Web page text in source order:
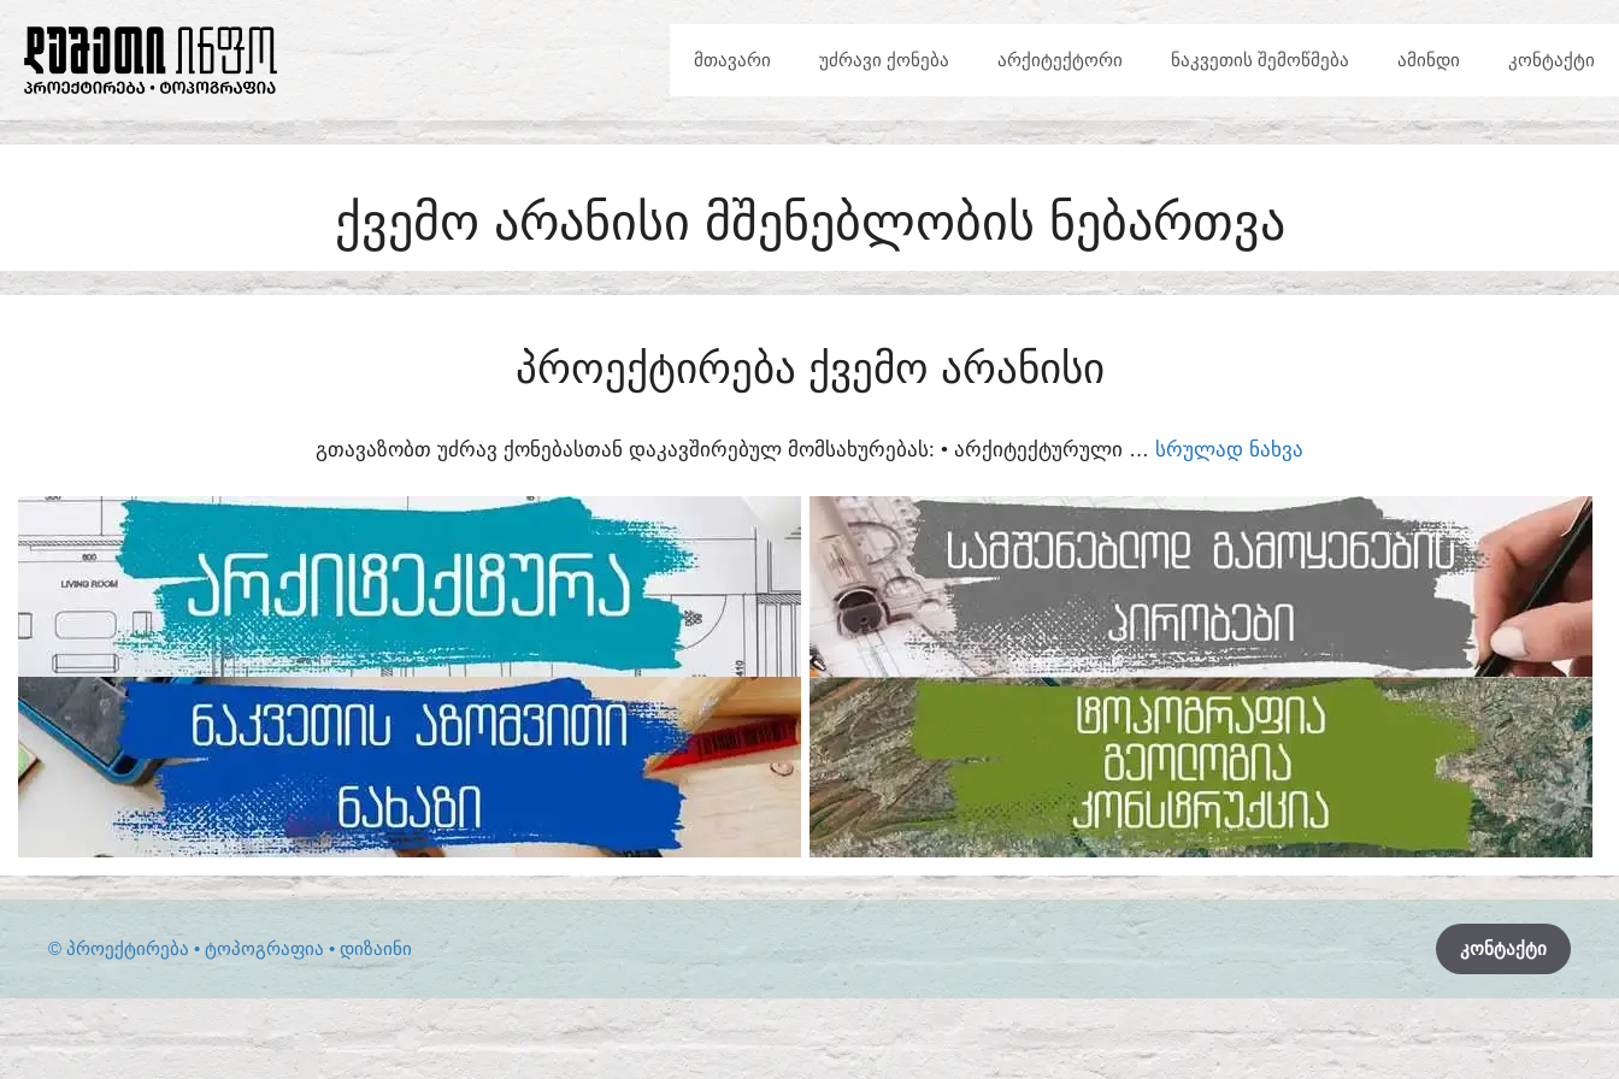
CONTENT
ᲛᲗᲐᲕᲐᲠᲘ ᲣᲫᲠᲐᲕᲘ ᲥᲝᲜᲔᲑᲐ ᲐᲠᲥᲘᲢᲔᲥᲢᲝᲠᲘ ᲜᲐᲙᲕᲔᲗᲘᲡ ᲨᲔᲛᲝᲬᲛᲔᲑᲐ ᲐᲛᲘᲜᲓᲘ ᲙᲝᲜᲢᲐᲥᲢᲘ
ᲥᲕᲔᲛᲝ ᲐᲠᲐᲜᲘᲡᲘ ᲛᲨᲔᲜᲔᲑᲚᲝᲑᲘᲡ ᲜᲔᲑᲐᲠᲗᲕᲐ
ᲞᲠᲝᲔᲥᲢᲘᲠᲔᲑᲐ ᲥᲕᲔᲛᲝ ᲐᲠᲐᲜᲘᲡᲘ
ᲒᲗᲐᲕᲐᲖᲝᲑᲗ ᲣᲫᲠᲐᲕ ᲥᲝᲜᲔᲑᲐᲡᲗᲐᲜ ᲓᲐᲙᲐᲕᲨᲘᲠᲔᲑᲣᲚ ᲛᲝᲛᲡᲐᲮᲣᲠᲔᲑᲐᲡ:​ • ᲐᲠᲥᲘᲢᲔᲥᲢᲣᲠᲣᲚᲘ … ᲡᲠᲣᲚᲐᲓ ᲜᲐᲮᲕᲐ
ᲙᲝᲜᲢᲐᲥᲢᲘ
© ᲞᲠᲝᲔᲥᲢᲘᲠᲔᲑᲐ • ᲢᲝᲞᲝᲒᲠᲐᲤᲘᲐ • ᲓᲘᲖᲐᲘᲜᲘ